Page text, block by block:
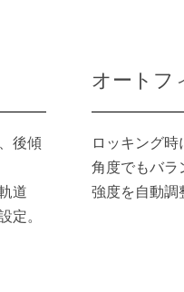
後傾
道
定。
オートフ
ロッキング
角度でもバラ
強度を自動調